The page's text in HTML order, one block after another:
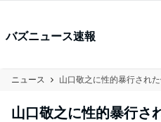
バズニュース速報
ニュース
山口敬之に性的暴行さ